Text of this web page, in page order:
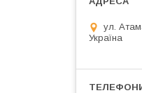
ул.
Україна